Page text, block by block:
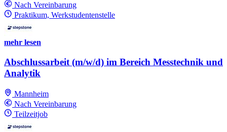
Nach Vereinbarung
Praktikum, Werkstudentenstelle
mehr lesen
Abschlussarbeit (m/w/d) im Bereich Messtechnik und
Analytik
Mannheim
Nach Vereinbarung
Teilzeitjob